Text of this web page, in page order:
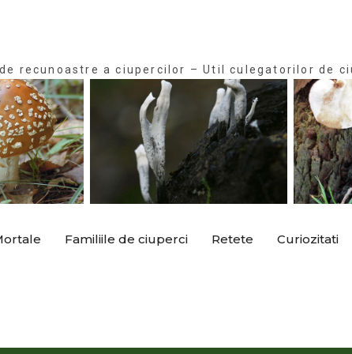
recunoastre a ciupercilor – Util culegatorilor de
Familiile de ciuperci Retete Curiozitati